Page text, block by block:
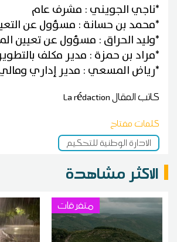
*ناجي الجويني : مشرف عام
*محمد بن حسانة : مسؤول عن
*وليد الحراق : مسؤول عن تعيين
*مراد بن حمزة : مدير مكلف بالتطوير
*رياض المسعي : مدير إداري
كاتب المقالLa rédaction
كلمات مفتاح
الادارة الوطنية للتحكيم
الاكثر مشاهدة
متفرقات